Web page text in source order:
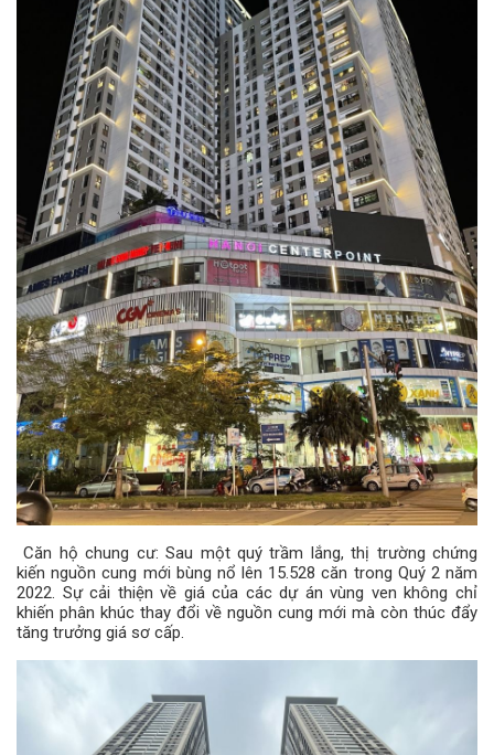
Căn hộ chung cư: Sau một quý trầm lắng, thị trường chứng
kiến ​​nguồn cung mới bùng nổ lên 15.528 căn trong Quý 2 năm
2022. Sự cải thiện về giá của các dự án vùng ven không chỉ
khiến phân khúc thay đổi về nguồn cung mới mà còn thúc đẩy
tăng trưởng giá sơ cấp.